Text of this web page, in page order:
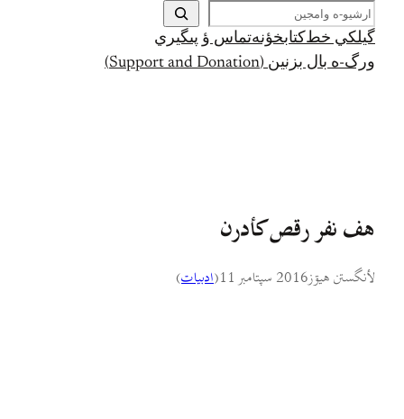
ج
س
ت
ج
گيلکي خط کتابخؤنهتماس ؤ پىگيري
ورگ-ه بال بزنين (Support and Donation)
هف نفر رقص کأدرن
لأنگستن هيۊز2016 سپتامبر 11 (ادبيات)